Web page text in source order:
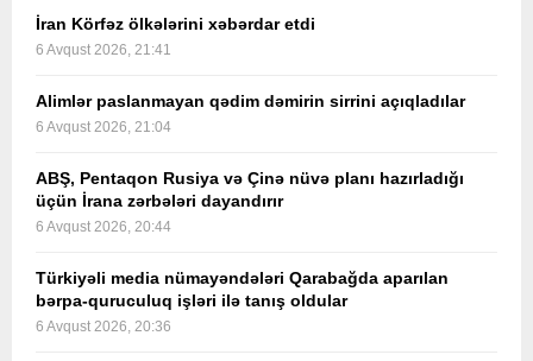
İran Körfəz ölkələrini xəbərdar etdi
6 Avqust 2026, 21:41
Alimlər paslanmayan qədim dəmirin sirrini açıqladılar
6 Avqust 2026, 21:04
ABŞ, Pentaqon Rusiya və Çinə nüvə planı hazırladığı
üçün İrana zərbələri dayandırır
6 Avqust 2026, 20:44
Türkiyəli media nümayəndələri Qarabağda aparılan
bərpa-quruculuq işləri ilə tanış oldular
6 Avqust 2026, 20:36